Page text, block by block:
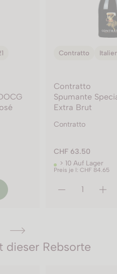
Contratto
Contratto
Spumante
Metodo
Contratto
CHF 28.80
> 10 Auf Lager
Preis je l: CHF 38.40
dieser Rebsorte